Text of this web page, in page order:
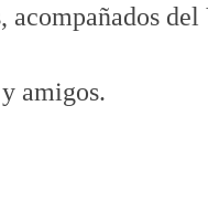
amigos.